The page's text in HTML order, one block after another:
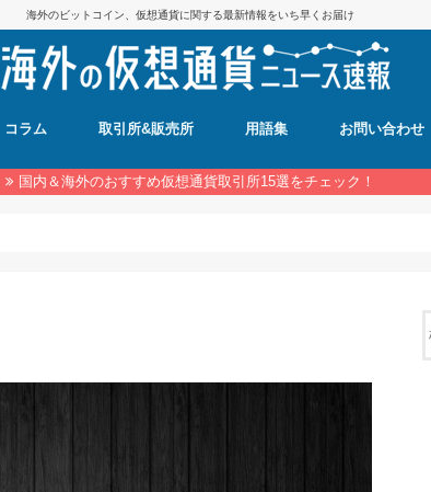
海外のビットコイン、仮想通貨に関する最新情報をいち早くお届け
コラム 取引所&販売所 用語集 お問い合わせ
国内＆海外のおすすめ仮想通貨取引所15選をチェック！